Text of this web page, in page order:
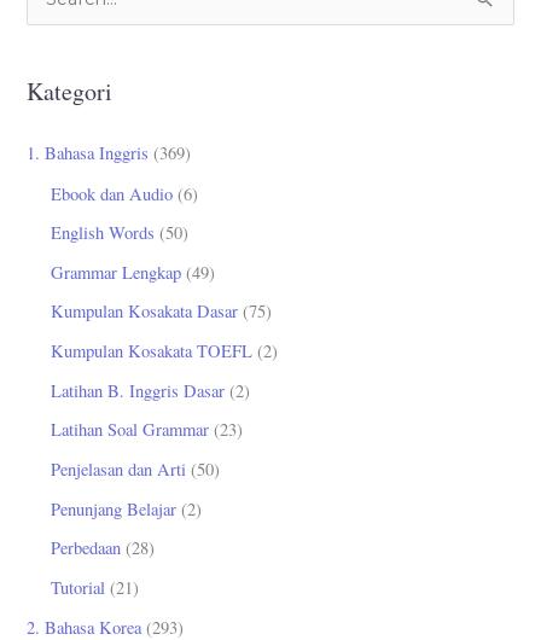
i
u
Kategori
1. Bahasa Inggris (369)
Ebook dan Audio (6)
English Words (50)
Grammar Lengkap (49)
Kumpulan Kosakata Dasar (75)
Kumpulan Kosakata TOEFL (2)
Latihan B. Inggris Dasar (2)
Latihan Soal Grammar (23)
Penjelasan dan Arti (50)
Penunjang Belajar (2)
Perbedaan (28)
Tutorial (21)
2. Bahasa Korea (293)